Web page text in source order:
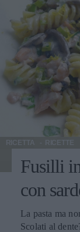
RICETTA
Fusilli
con
La pasta ma
Scolati al